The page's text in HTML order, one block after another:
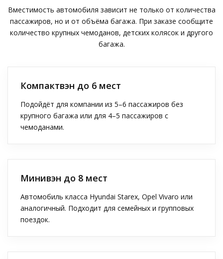
Вместимость автомобиля зависит не только от количества
пассажиров, но и от объёма багажа. При заказе сообщите
количество крупных чемоданов, детских колясок и другого
багажа.
Компактвэн до 6 мест
Подойдёт для компании из 5–6 пассажиров без
крупного багажа или для 4–5 пассажиров с
чемоданами.
Минивэн до 8 мест
Автомобиль класса Hyundai Starex, Opel Vivaro или
аналогичный. Подходит для семейных и групповых
поездок.